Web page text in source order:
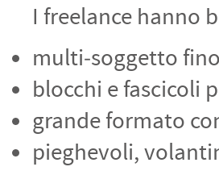
I freelance hanno
multi‑soggetto
blocchi e fascicoli
grande formato
pieghevoli,